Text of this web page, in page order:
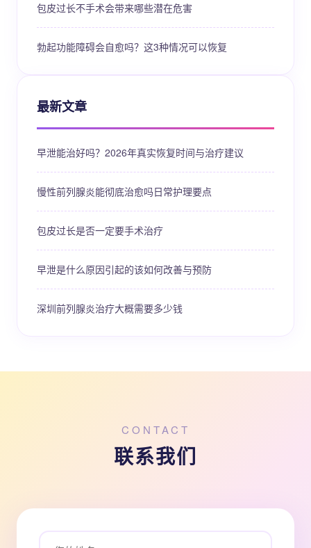
包皮过长不手术会带来哪些潜在危害
勃起功能障碍会自愈吗？这3种情况可以恢复
最新文章
早泄能治好吗？2026年真实恢复时间与治疗建议
慢性前列腺炎能彻底治愈吗日常护理要点
包皮过长是否一定要手术治疗
早泄是什么原因引起的该如何改善与预防
深圳前列腺炎治疗大概需要多少钱
CONTACT
联系我们